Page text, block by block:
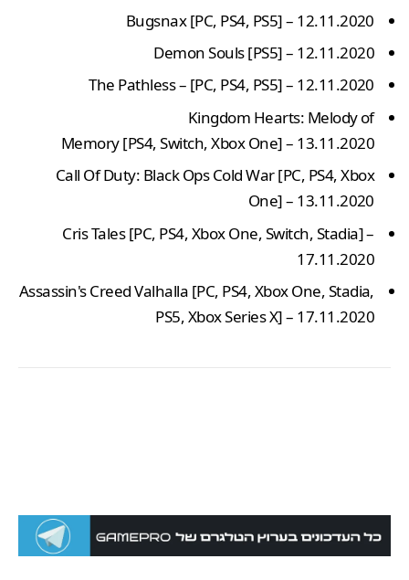
Bugsnax[PC, PS4, PS5] – 12.11.2020
Demon Souls[PS5] – 12.11.2020
The Pathless – [PC, PS4, PS5] – 12.11.2020
Kingdom Hearts: Melody of
Memory [PS4, Switch, Xbox One] – 13.11.2020
Call Of Duty: Black Ops Cold War[PC, PS4, Xbox
One] – 13.11.2020
Cris Tales [PC, PS4, Xbox One, Switch, Stadia] –
17.11.2020
Assassin's Creed Valhalla [PC, PS4, Xbox One, Stadia,
PS5, Xbox Series X] – 17.11.2020